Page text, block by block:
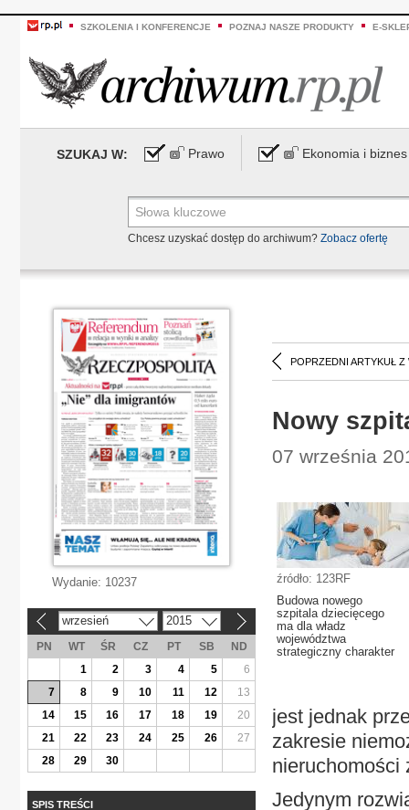
SZKOLENIA I KONFERENCJE POZNAJ NASZE PRODUKTY E-
SZUKAJ W: Prawo Ekonomia i biznes
Chcesz uzyskać dostęp do archiwum? Zobacz ofertę
POPRZEDNI ARTYKUŁ Z
Nowy
07 września
źródło: 123RF
Budowa nowego
szpitala dziecięcego
ma dla władz
województwa
strategiczny charakter
jest jednak
zakresie
nieruchomości
Jedynym
Wydanie: 10237
wrzesień 2015
PN WT ŚR CZ PT SB
ND
1
2 3 4 5
6
7
8 9 10 11 12
13
14
15 16 17 18 19
20
21
22 23 24 25 26
27
28
29 30
SPIS TREŚCI